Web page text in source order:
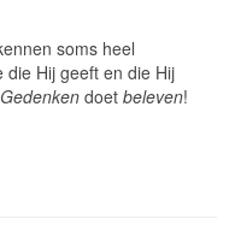
soms heel
die Hij geeft en die Hij
Gedenken doet beleven!